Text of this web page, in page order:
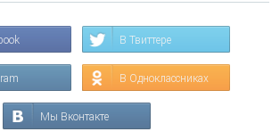
В Твиттере
В Одноклассниках
Мы Вконтакте